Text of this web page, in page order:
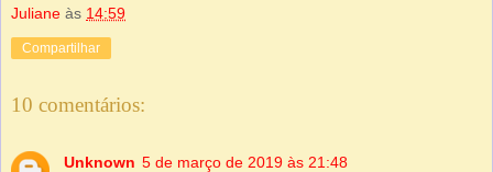
Juliane às 14:59
Compartilhar
10 comentários:
Unknown 5 de março de 2019 às 21:48